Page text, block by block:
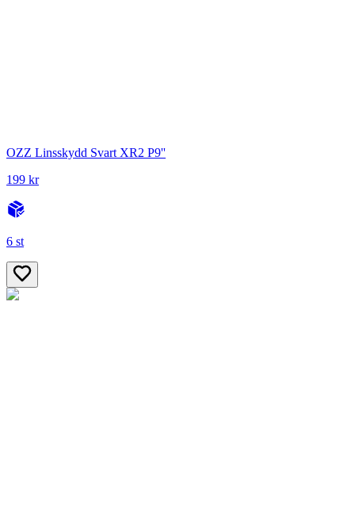
OZZ Linsskydd Svart XR2 P9''
199 kr
6 st